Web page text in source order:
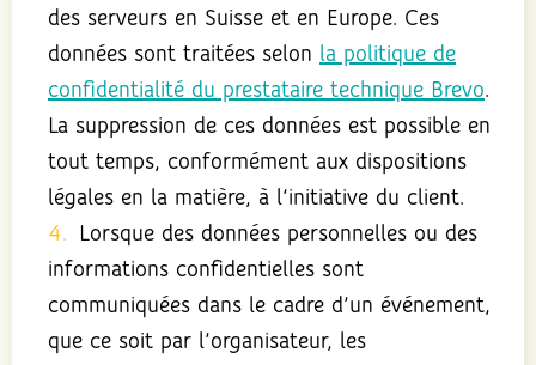
des serveurs en Suisse et en Europe. Ces
données sont traitées selon la politique de
confidentialité du prestataire technique Brevo.
La suppression de ces données est possible en
tout temps, conformément aux dispositions
légales en la matière, à l’initiative du client.
Lorsque des données personnelles ou des
informations confidentielles sont
communiquées dans le cadre d’un événement,
que ce soit par l’organisateur, les